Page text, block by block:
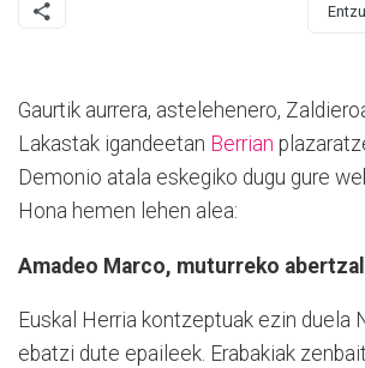
Gaurtik aurrera, astelehenero,
Lakastak igandeetan Berrian
Demonio atala eskegiko dugu gure
Hona hemen lehen alea:
Amadeo Marco, muturreko
Euskal Herria kontzeptuak ezin duela
ebatzi dute epaileek. Erabakiak